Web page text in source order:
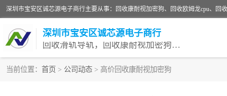
深圳市宝安区诚芯源电子商行
回收滑轨导轨，回收康耐视加密狗，回收欧姆龙PLC
当前位置： 首页 > 公司动态 > 高价回收康耐视加密狗